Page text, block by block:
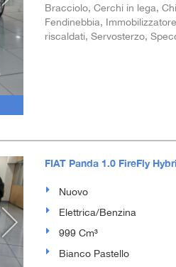
Bracciolo, Cerchi in lega,
Fendinebbia,
riscaldati, Servosterzo,
FIAT Panda 1.0 FireFly
Nuovo
Elettrica/Benzina
999 Cm³
Bianco Pastello